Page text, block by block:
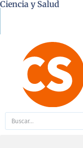
Ciencia y Salud